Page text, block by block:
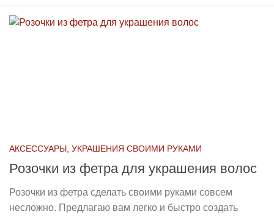
АКСЕССУАРЫ, УКРАШЕНИЯ СВОИМИ РУКАМИ
Розочки из фетра для украшения волос
Розочки из фетра сделать своими руками совсем
несложно. Предлагаю вам легко и быстро создать